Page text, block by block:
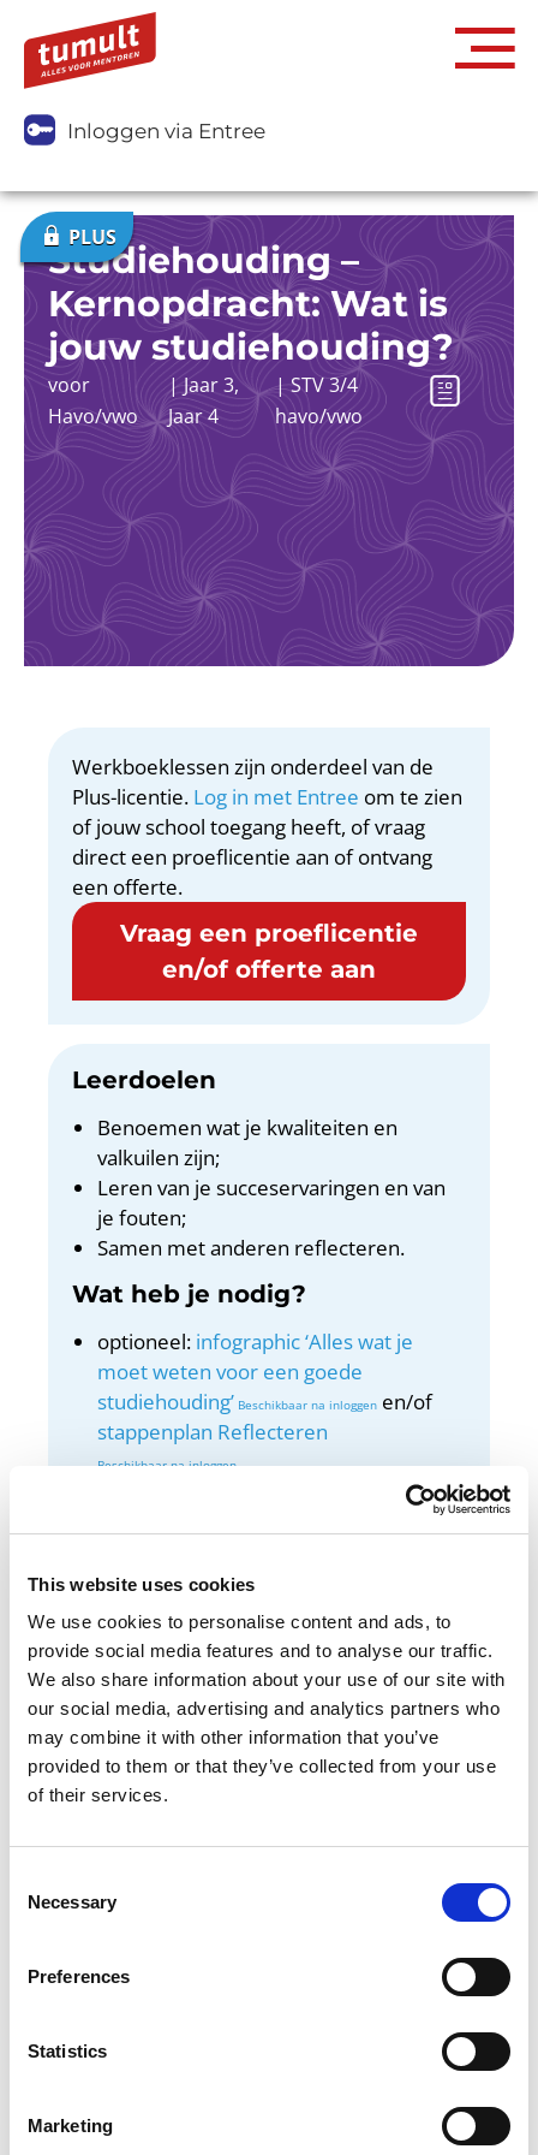
This website uses cookies
We use cookies to personalise content and ads, to
provide social media features and to analyse our traffic.
We also share information about your use of our site with
our social media, advertising and analytics partners who
may combine it with other information that you’ve
provided to them or that they’ve collected from your use
of their services.
Selection
Necessary
Preferences
Statistics
Marketing
Inloggen via Entree
Studiehouding –
Kernopdracht: Wat is
jouw studiehouding?
voor
Havo/vwo
|Jaar 3,
Jaar 4
|STV 3/4
havo/vwo
Werkboeklessen zijn onderdeel van de
Plus-licentie. Log in met Entree om te zien
of jouw school toegang heeft, of vraag
direct een proeflicentie aan of ontvang
een offerte.
Vraag een proeflicentie
en/of offerte aan
Leerdoelen
Benoemen wat je kwaliteiten en
valkuilen zijn;
Leren van je succeservaringen en van
je fouten;
Samen met anderen reflecteren.
Wat heb je nodig?
optioneel: infographic ‘Alles wat je
moet weten voor een goede
studiehouding’
en/of
stappenplan Reflecteren
.
Docentenhandleiding
Hoe vaak ben jij afgeleid? Waarom stel je
steeds die ene taak uit? In deze opdracht neem
je je studiehouding onder de loep en leer je van
Inloggen